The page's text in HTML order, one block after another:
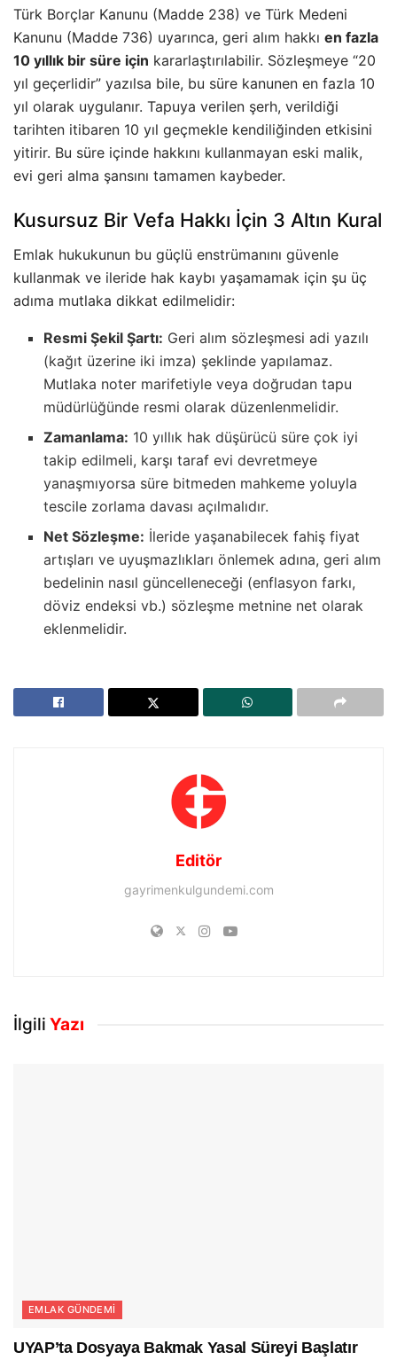
Türk Borçlar Kanunu (Madde 238) ve Türk Medeni
Kanunu (Madde 736) uyarınca, geri alım hakkı en fazla
10 yıllık bir süre için kararlaştırılabilir. Sözleşmeye “20
yıl geçerlidir” yazılsa bile, bu süre kanunen en fazla 10
yıl olarak uygulanır. Tapuya verilen şerh, verildiği
tarihten itibaren 10 yıl geçmekle kendiliğinden etkisini
yitirir. Bu süre içinde hakkını kullanmayan eski malik,
evi geri alma şansını tamamen kaybeder.
Kusursuz Bir Vefa Hakkı İçin 3 Altın Kural
Emlak hukukunun bu güçlü enstrümanını güvenle
kullanmak ve ileride hak kaybı yaşamamak için şu üç
adıma mutlaka dikkat edilmelidir:
Resmi Şekil Şartı: Geri alım sözleşmesi adi yazılı
(kağıt üzerine iki imza) şeklinde yapılamaz.
Mutlaka noter marifetiyle veya doğrudan tapu
müdürlüğünde resmi olarak düzenlenmelidir.
Zamanlama: 10 yıllık hak düşürücü süre çok iyi
takip edilmeli, karşı taraf evi devretmeye
yanaşmıyorsa süre bitmeden mahkeme yoluyla
tescile zorlama davası açılmalıdır.
Net Sözleşme: İleride yaşanabilecek fahiş fiyat
artışları ve uyuşmazlıkları önlemek adına, geri alım
bedelinin nasıl güncelleneceği (enflasyon farkı,
döviz endeksi vb.) sözleşme metnine net olarak
eklenmelidir.
Editör
gayrimenkulgundemi.com
İlgili Yazı
EMLAK GÜNDEMI
UYAP’ta Dosyaya Bakmak Yasal Süreyi Başlatır